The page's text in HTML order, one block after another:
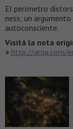
El perímetro
ness; un
autoconsciente.
Visitá la nota
> http://arqa.com/